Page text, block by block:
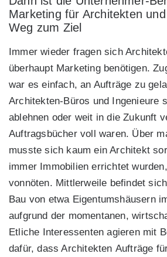
Marketing für Architekten
Weg zum Ziel
Immer wieder fragen sich
überhaupt Marketing benötigen.
war es einfach, an Aufträge zu
Architekten-Büros und Ingenieure
ablehnen oder weit in die Zukunft
Auftragsbücher voll waren. Über
musste sich kaum ein Architekt
immer Immobilien errichtet
vonnöten. Mittlerweile befindet
Bau von etwa Eigentumshäusern
aufgrund der momentanen,
Etliche Interessenten agieren mit
dafür, dass Architekten Aufträge